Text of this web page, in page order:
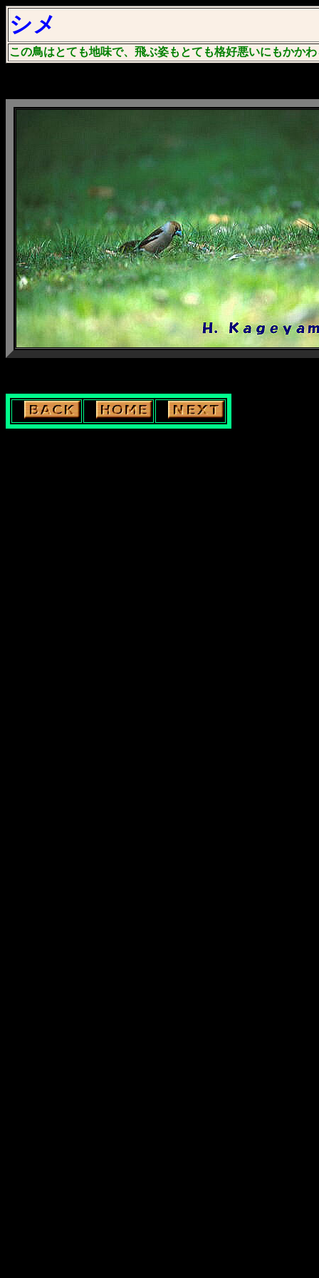
シメ
この鳥はとても地味で、飛ぶ姿もとても格好悪いにもかか